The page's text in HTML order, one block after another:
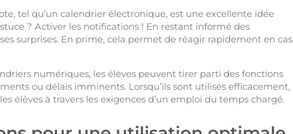
tel qu’un calendrier électronique, est une excellente idée
? Activer les notifications ! En restant informé des
surprises. En prime, cela permet de réagir rapidement en cas
numériques, les élèves peuvent tirer parti des fonctions
ou délais imminents. Lorsqu’ils sont utilisés efficacement,
élèves à travers les exigences d’un emploi du temps chargé.